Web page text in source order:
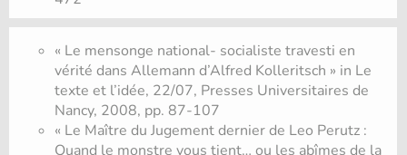
« Le mensonge national- socialiste travesti en
vérité dans Allemann d’Alfred Kolleritsch » in Le
texte et l’idée, 22/07, Presses Universitaires de
Nancy, 2008, pp. 87-107
« Le Maître du Jugement dernier de Leo Perutz :
Quand le monstre vous tient… ou les abîmes de la